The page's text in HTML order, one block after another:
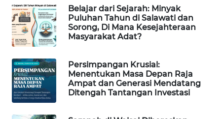
Belajar dari Sejarah: Minyak
Puluhan Tahun di Salawati dan
Sorong, Di Mana Kesejahteraan
Masyarakat Adat?
Persimpangan Krusial:
Menentukan Masa Depan Raja
Ampat dan Generasi Mendatang
Ditengah Tantangan Investasi
Network
KONSUMEN
LISTRIK
MASYARAKAT
KELISTRIKAN